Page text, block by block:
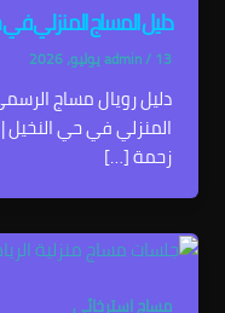
دليل المساج المنزلي
admin/13 يوليو، 2026
دليل رويال مساج
زحمة […]
مساج استرخائي